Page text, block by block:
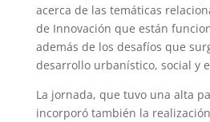
acerca de las temáticas
de Innovación que están
además de los desafíos que
desarrollo urbanístico, social y
La jornada, que tuvo una alta
incorporó también la